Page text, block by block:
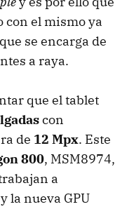
con el mismo ya
se encarga de
a raya.
que el tablet
con
de 12 Mpx. Este
800, MSM8974,
a
y la nueva GPU